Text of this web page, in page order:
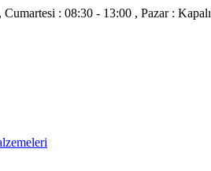
: 08:30 - 13:00 , Pazar : Kapalı